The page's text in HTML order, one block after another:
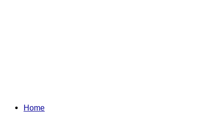
Home